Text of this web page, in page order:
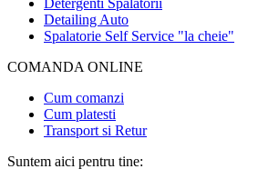
Detergenti Spalatorii
Detailing Auto
Spalatorie Self Service "la cheie"
COMANDA ONLINE​
Cum comanzi
Cum platesti
Transport si Retur
Suntem aici pentru tine: